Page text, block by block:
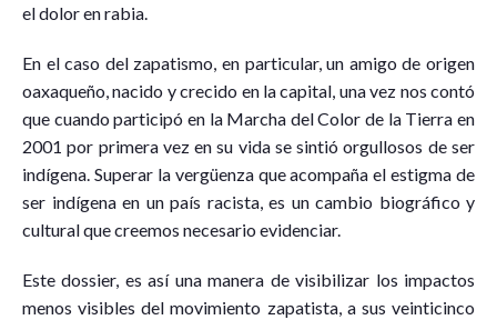
el dolor en rabia.
En el caso del zapatismo, en particular, un amigo de origen
oaxaqueño, nacido y crecido en la capital, una vez nos contó
que cuando participó en la Marcha del Color de la Tierra en
2001 por primera vez en su vida se sintió orgullosos de ser
indígena. Superar la vergüenza que acompaña el estigma de
ser indígena en un país racista, es un cambio biográfico y
cultural que creemos necesario evidenciar.
Este dossier, es así una manera de visibilizar los impactos
menos visibles del movimiento zapatista, a sus veinticinco